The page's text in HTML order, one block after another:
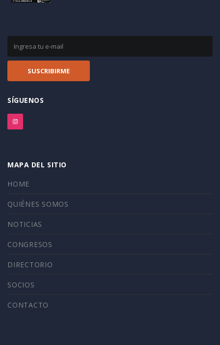
SÍGUENOS
MAPA DEL SITIO
HOME
QUIÉNES SOMOS
NOTICIAS
CONGRESOS
DIRECTORIO
SOCIOS
CONTACTO